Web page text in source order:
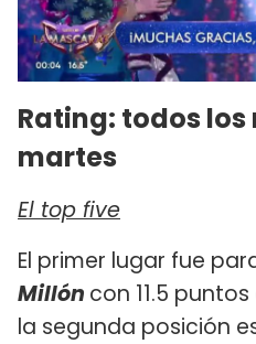
Rating: todos
martes
El top five
El primer lugar fue
Millón con 11.5
la segunda posición